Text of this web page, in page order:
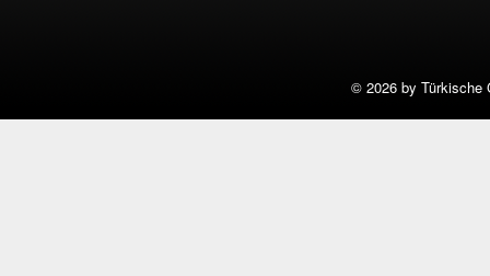
© 2026 by Türkische